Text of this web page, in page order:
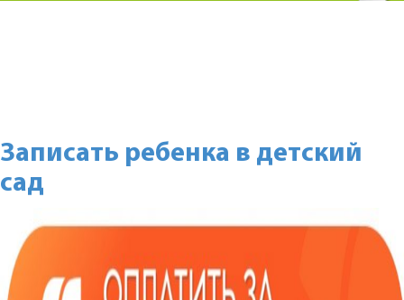
Записать ребенка в детский
сад